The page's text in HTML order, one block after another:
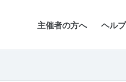
主催者の方へ ヘルプ